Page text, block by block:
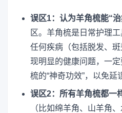
误区1：认为羊角梳能“治
区。羊角梳是日常护理
任何疾病（包括脱发、
现明显的健康问题，一
梳的“神奇功效”，以免延
误区2：所有羊角梳都一
（比如绵羊角、山羊角